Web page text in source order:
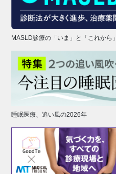
MASLD診療の「いま」と「これから」
睡眠医療、追い風の2026年